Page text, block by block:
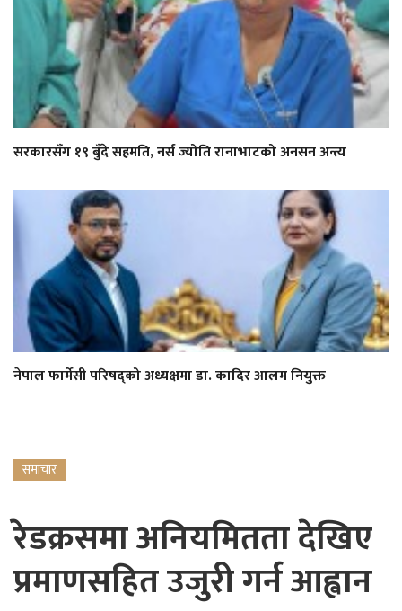
सरकारसँग १९ बुँदे सहमति, नर्स ज्योति रानाभाटको अनसन अन्त्य
नेपाल फार्मेसी परिषद्को अध्यक्षमा डा. कादिर आलम नियुक्त
समाचार
रेडक्रसमा अनियमितता देखिए
प्रमाणसहित उजुरी गर्न आह्वान